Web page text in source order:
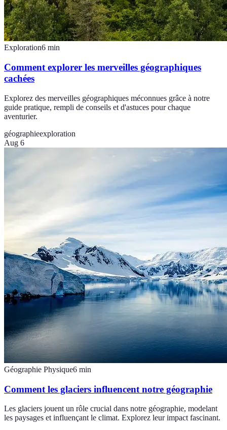
Exploration6 min
Comment explorer les merveilles géographiques
cachées
Explorez des merveilles géographiques méconnues grâce à notre
guide pratique, rempli de conseils et d'astuces pour chaque
aventurier.
géographieexploration
Aug 6
Géographie Physique6 min
Comment les glaciers influencent notre géographie
Les glaciers jouent un rôle crucial dans notre géographie, modelant
les paysages et influençant le climat. Explorez leur impact fascinant.